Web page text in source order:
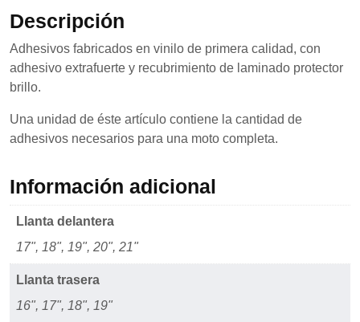
Descripción
Adhesivos fabricados en vinilo de primera calidad, con
adhesivo extrafuerte y recubrimiento de laminado protector
brillo.
Una unidad de éste artículo contiene la cantidad de
adhesivos necesarios para una moto completa.
Información adicional
Llanta delantera
17", 18", 19", 20", 21"
Llanta trasera
16", 17", 18", 19"
Para que
nuestra web
funcione lo
durante tu
visita. Si
rechaza estas
funcionalidades
Marketing
Al compartir tus
comportamiento